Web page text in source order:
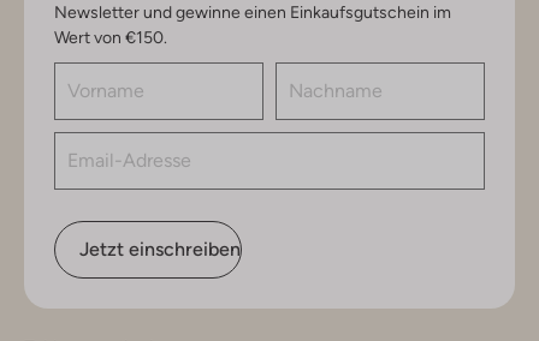
Newsletter und gewinne einen Einkaufsgutschein im
Wert von €150.
Jetzt einschreiben